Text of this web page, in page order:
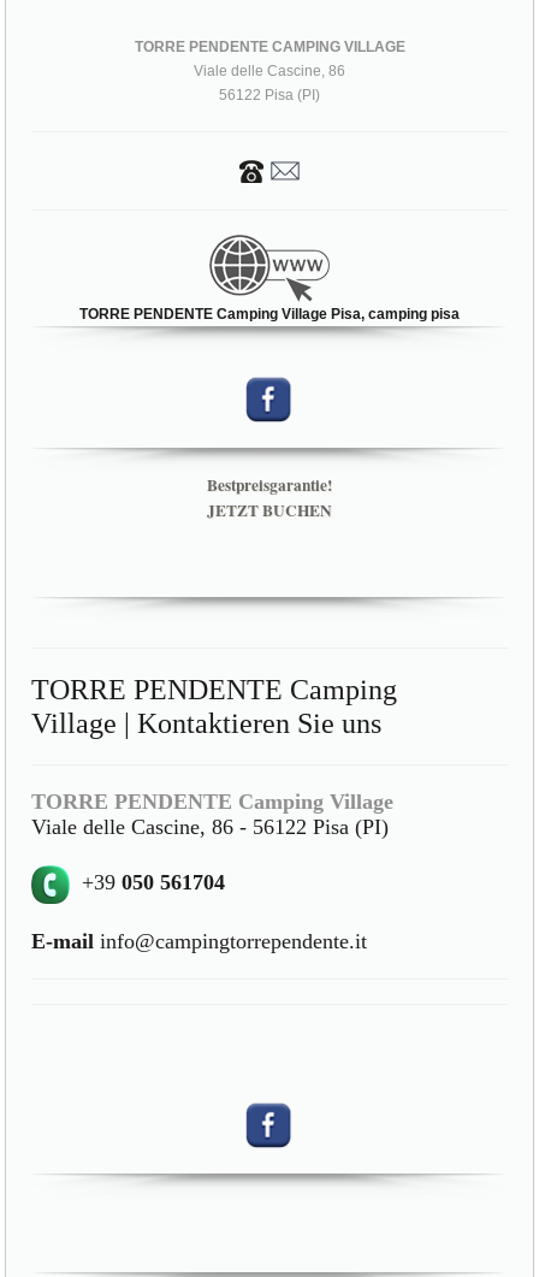
TORRE PENDENTE CAMPING VILLAGE
Viale delle Cascine, 86
56122 Pisa (PI)
TORRE PENDENTE Camping Village Pisa, camping pisa
Bestpreisgarantie!
JETZT BUCHEN
TORRE PENDENTE Camping
Village | Kontaktieren Sie uns
TORRE PENDENTE Camping Village
Viale delle Cascine, 86 - 56122 Pisa (PI)
+39050 561704
E-mail info@campingtorrependente.it